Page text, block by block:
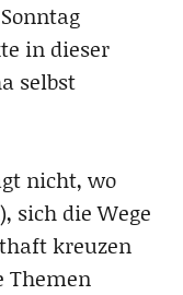
in dieser
selbst
nicht, wo
sich die Wege
kreuzen
Themen